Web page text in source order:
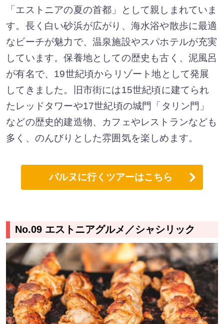
「エストニアの夏の首都」として親しまれていま
す。長く白い砂浜が広がり、海水浴や散歩に最適
なビーチが魅力で、温泉施設やスパホテルが充実
しています。保養地としての歴史も古く、泥風呂
が有名で、19世紀頃からリゾート地として発展
してきました。旧市街には15世紀頃に建てられ
たレッドタワーや17世紀頃の城門「タリン門」
などの歴史的建造物、カフェやレストランなども
多く、のんびりとした雰囲気を楽しめます。
パルヌに行くツアーはこちら
No.09 エストニアグルメ／シャシリック